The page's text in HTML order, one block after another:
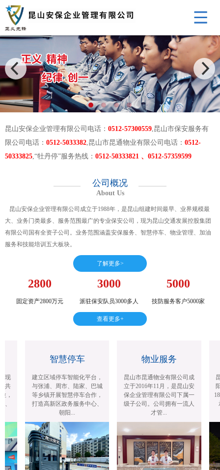
昆山安保企业管理有限公司电话： 0512-57300559,昆山市保安服务有
限公司电话： 0512-5033382,昆山市昆通物业有限公司电话： 0512-
50333825,“牡丹停”服务热线： 0512-50333821 、0512-57359599
公司概况
About Us
昆山安保企业管理有限公司成立于1988年，是昆山组建时间最早、业界规模最
大、业务门类最多、服务范围最广的专业保安公司，现为昆山交通发展控股集团
有限公司国有全资子公司。业务范围涵盖安保服务、智慧停车、物业管理、加油
服务和技能培训五大板块。
了解更多>
2800
固定资产2800万元
3000
派驻保安队员3000多人
5000
技防服务客户5000家
查看更多+
智慧停车
建立区域停车智能化平台，
与张浦、周市、陆家、巴城
等乡镇开展智慧停车合作，
打造高新区政务服务中心、
朝阳...
物业服务
昆山市昆通物业有限公司成
立于2016年11月，是昆山安
保企业管理有限公司下属一
级子公司。公司拥有一流人
才管...